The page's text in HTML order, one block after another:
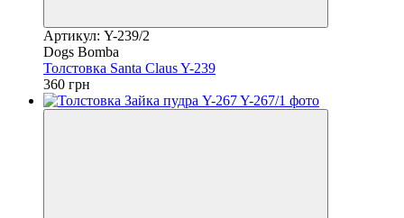
Артикул: Y-239/2
Dogs Bomba
Толстовка Santa Claus Y-239
360 грн